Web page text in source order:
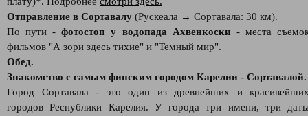
Отправление в Сортавалу (Рускеала → Сортавала: 30 км).
По пути -фотостоп у водопада Ахвенкоски - места
фильмов "А зори здесь тихие" и "Темный мир".
Обед.
Знакомство с самым финским городом Карелии - Сортавалой.
Город Сортавала - это один из древнейших и
городов Республики Карелия. У города три имени, три